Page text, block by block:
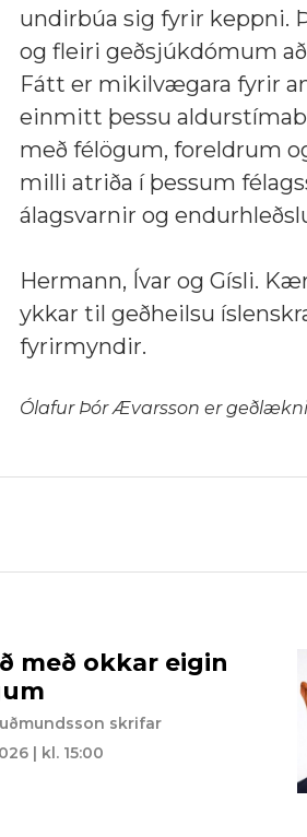
undirbúa sig fyrir keppni.
og fleiri geðsjúkdómum
Fátt er mikilvægara fyrir
einmitt þessu
með félögum, foreldrum
milli atriða í þessum
álagsvarnir og
Hermann, Ívar og Gísli.
ykkar til geðheilsu
fyrirmyndir.
Ólafur Þór Ævarsson er
með okkar eigin
skrifar
| kl. 15:00